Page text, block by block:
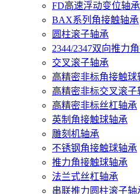
FD高速浮动变位轴承
BAX系列角接触轴承
圆柱滚子轴承
2344/2347双向推力
交叉滚子轴承
高精密非标角接触球
高精密非标交叉滚子
高精密非标丝杠轴承
英制角接触球轴承
雕刻机轴承
不锈钢角接触球轴承
推力角接触球轴承
法兰式丝杠轴承
串联推力圆柱滚子轴